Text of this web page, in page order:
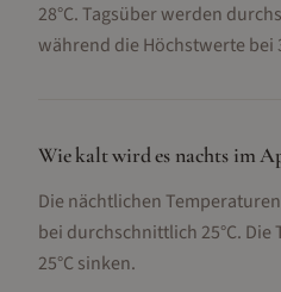
28°C. Tagsüber werden
während die Höchstwerte bei
Wie kalt wird es nachts im
Die nächtlichen
bei durchschnittlich 25°C.
25°C sinken.